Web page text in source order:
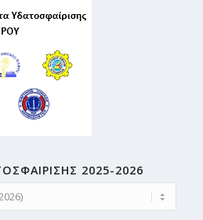
2025-2026